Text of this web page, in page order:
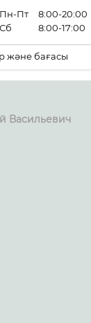
Пн-Пт
8:00-20:00
Сб
8:00-17:00
және бағасы
Васильевич